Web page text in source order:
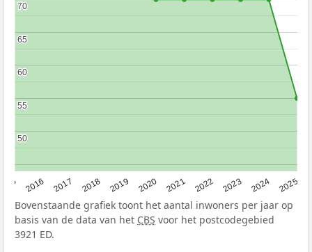
2016 2017 2018 2019 2020 2021 2022 2023 2024 2025
50
50
55
55
60
60
65
65
70
70
Bovenstaande grafiek toont het aantal inwoners per jaar op
basis van de data van het CBS voor het postcodegebied
3921 ED.